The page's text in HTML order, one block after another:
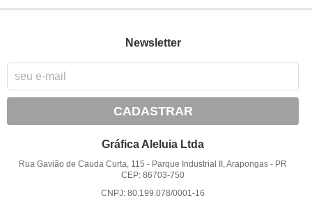
Newsletter
CADASTRAR
Gráfica Aleluia Ltda
Rua Gavião de Cauda Curta, 115 - Parque Industrial II, Arapongas - PR
CEP: 86703-750
CNPJ: 80.199.078/0001-16